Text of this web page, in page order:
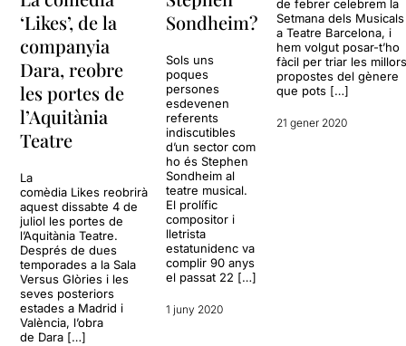
‘Likes’, de la
companyia
Dara, reobre
les portes de
l’Aquitània
Teatre
La
comèdia Likes reobrirà
aquest dissabte 4 de
juliol les portes de
l’Aquitània Teatre.
Després de dues
temporades a la Sala
Versus Glòries i les
seves posteriors
estades a Madrid i
València, l’obra
de Dara […]
Sondheim?
Sols uns
poques
persones
esdevenen
referents
indiscutibles
d’un sector com
ho és Stephen
Sondheim al
teatre musical.
El prolífic
compositor i
lletrista
estatunidenc va
complir 90 anys
el passat 22 […]
1 juny 2020
de febrer celebrem la
Setmana dels Musicals
a Teatre Barcelona, i
hem volgut posar-t’ho
fàcil per triar les
propostes del gènere
que pots […]
21 gener 2020